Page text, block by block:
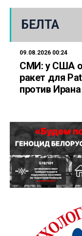
БЕЛТА
09.08.2026 00:24
СМИ: у США
ракет для
против Ирана